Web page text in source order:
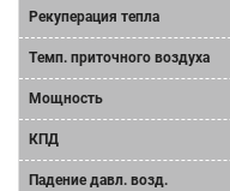
Рекуперация тепла
Tемп. приточного воздуха
Мощность
КПД
Падение давл. возд.